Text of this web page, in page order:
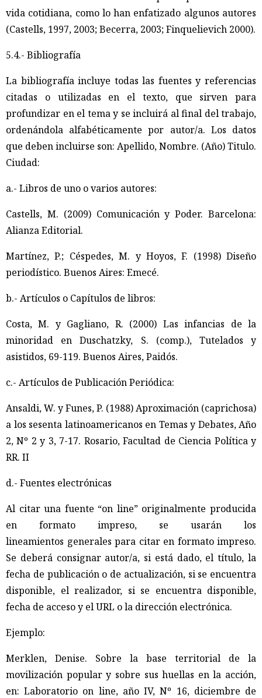
vida cotidiana, como lo han enfatizado algunos autores
(Castells, 1997, 2003; Becerra, 2003; Finquelievich 2000).
5.4.- Bibliografía
La bibliografía incluye todas las fuentes y referencias
citadas o utilizadas en el texto, que sirven para
profundizar en el tema y se incluirá al final del trabajo,
ordenándola alfabéticamente por autor/a. Los datos
que deben incluirse son: Apellido, Nombre. (Año) Titulo.
Ciudad:
a.- Libros de uno o varios autores:
Castells, M. (2009) Comunicación y Poder. Barcelona:
Alianza Editorial.
Martínez, P.; Céspedes, M. y Hoyos, F. (1998) Diseño
periodístico. Buenos Aires: Emecé.
b.- Artículos o Capítulos de libros:
Costa, M. y Gagliano, R. (2000) Las infancias de la
minoridad en Duschatzky, S. (comp.), Tutelados y
asistidos, 69-119. Buenos Aires, Paidós.
c.- Artículos de Publicación Periódica:
Ansaldi, W. y Funes, P. (1988) Aproximación (caprichosa)
a los sesenta latinoamericanos en Temas y Debates, Año
2, Nº 2 y 3, 7-17. Rosario, Facultad de Ciencia Política y
RR. II
d.- Fuentes electrónicas
Al citar una fuente “on line” originalmente producida
en formato impreso, se usarán los
lineamientos generales para citar en formato impreso.
Se deberá consignar autor/a, si está dado, el título, la
fecha de publicación o de actualización, si se encuentra
disponible, el realizador, si se encuentra disponible,
fecha de acceso y el URL o la dirección electrónica.
Ejemplo:
Merklen, Denise. Sobre la base territorial de la
movilización popular y sobre sus huellas en la acción,
en: Laboratorio on line, año IV, Nº 16, diciembre de